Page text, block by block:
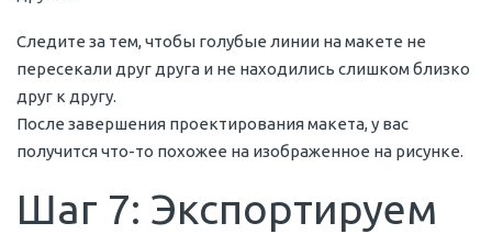
Следите за тем, чтобы голубые линии на макете не
пересекали друг друга и не находились слишком близко
друг к другу.
После завершения проектирования макета, у вас
получится что-то похожее на изображенное на рисунке.
Шаг 7: Экспортируем